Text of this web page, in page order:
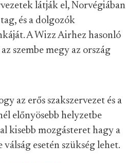
látják el, Norvégiában
és a dolgozók
A Wizz Airhez hasonló
szembe megy az ország
az erős szakszervezet és a
előnyösebb helyzetbe
kisebb mozgásteret hagy a
esetén szükség lehet.